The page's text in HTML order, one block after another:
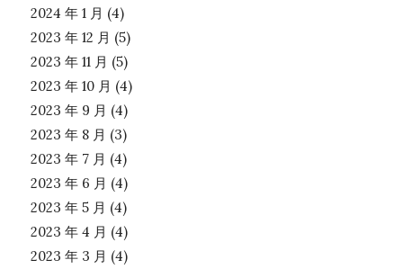
2024 年 1 月 (4)
2023 年 12 月 (5)
2023 年 11 月 (5)
2023 年 10 月 (4)
2023 年 9 月 (4)
2023 年 8 月 (3)
2023 年 7 月 (4)
2023 年 6 月 (4)
2023 年 5 月 (4)
2023 年 4 月 (4)
2023 年 3 月 (4)